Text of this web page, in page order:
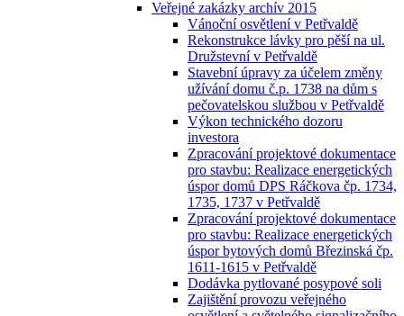
Veřejné zakázky archív 2015
Vánoční osvětlení v Petřvaldě
Rekonstrukce lávky pro pěší na ul.
Družstevní v Petřvaldě
Stavební úpravy za účelem změny
užívání domu č.p. 1738 na dům s
pečovatelskou službou v Petřvaldě
Výkon technického dozoru
investora
Zpracování projektové dokumentace
pro stavbu: Realizace energetických
úspor domů DPS Ráčkova čp. 1734,
1735, 1737 v Petřvaldě
Zpracování projektové dokumentace
pro stavbu: Realizace energetických
úspor bytových domů Březinská čp.
1611-1615 v Petřvaldě
Dodávka pytlované posypové soli
Zajištění provozu veřejného